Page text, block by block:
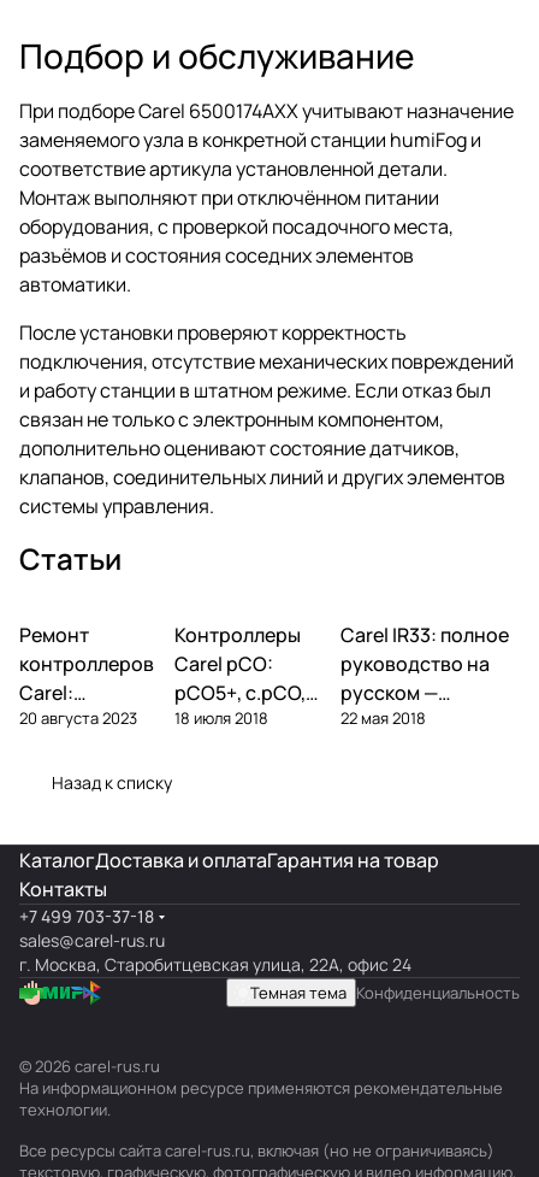
Подбор и обслуживание
При подборе Carel 6500174AXX учитывают назначение
заменяемого узла в конкретной станции humiFog и
соответствие артикула установленной детали.
Монтаж выполняют при отключённом питании
оборудования, с проверкой посадочного места,
разъёмов и состояния соседних элементов
автоматики.
После установки проверяют корректность
подключения, отсутствие механических повреждений
и работу станции в штатном режиме. Если отказ был
связан не только с электронным компонентом,
дополнительно оценивают состояние датчиков,
клапанов, соединительных линий и других элементов
системы управления.
Статьи
Автоматика и
контроллеры
Ремонт
контроллеров
Carel:
диагностика
поломок и
20 августа 2023
Автоматика и
контроллеры
Контроллеры
Carel pCO:
pCO5+, c.pCO,
pCO mini —
18 июля 2018
Автоматика и
контроллеры
Carel IR33: полное
руководство на
русском —
параметры,
22 мая 2018
Назад к списку
КаталогДоставка и оплатаГарантия на товар
Контакты
+7 499 703-37-18
sales@carel-rus.ru
г. Москва, Старобитцевская улица, 22А, офис 24
Темная тема Конфиденциальность
© 2026 carel-rus.ru
На информационном ресурсе применяются рекомендательные
технологии.
Все ресурсы сайта carel-rus.ru, включая (но не ограничиваясь)
текстовую, графическую, фотографическую и видео информацию,